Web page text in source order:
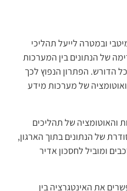
ובמטרה לייעל תהליכי
של הנתונים בין המערכות
הדורש. הפתרון הנפוץ לכך
של מערכות מידע
והאוטומציה של תהליכים
של הנתונים בתוך הארגון,
ומוביל לחסכון אדיר
את האינטגרציה בין